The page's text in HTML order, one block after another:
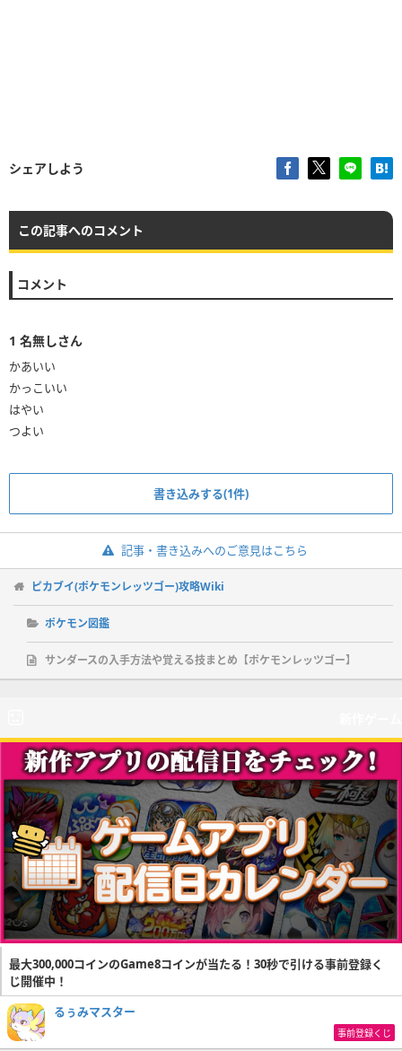
シェアしよう
この記事へのコメント
コメント
1 名無しさん
かあいい
かっこいい
はやい
つよい
書き込みする(1件)
記事・書き込みへのご意見はこちら
ピカブイ(ポケモンレッツゴー)攻略Wiki
ポケモン図鑑
サンダースの入手方法や覚える技まとめ【ポケモンレッツゴー】
最大300,000コインのGame8コインが当たる！30秒で引ける事前登録く
じ開催中！
るぅみマスター
事前登録くじ